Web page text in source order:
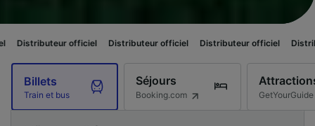
officiel Distributeur officiel Distributeur officiel Distributeur officiel
Billets
Train et bus
Séjours
Booking.com GetYourGuide